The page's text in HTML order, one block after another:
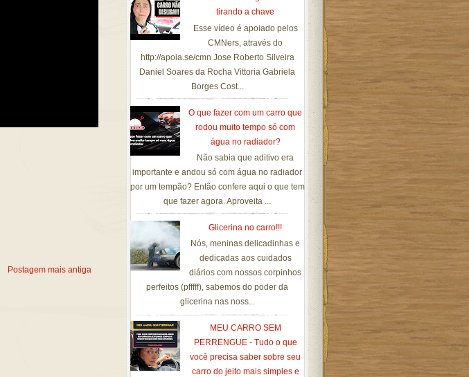
Postagem mais antiga
tirando a chave
Esse vídeo é apoiado pelos
CMNers, através do
http://apoia.se/cmn Jose Roberto Silveira
Daniel Soares da Rocha Vittoria Gabriela
Borges Cost...
O que fazer com um carro que
rodou muito tempo só com
água no radiador?
Não sabia que aditivo era
importante e andou só com água no radiador
por um tempão? Então confere aqui o que tem
que fazer agora. Aproveita ...
Glicerina no carro!!!
Nós, meninas delicadinhas e
dedicadas aos cuidados
diários com nossos corpinhos
perfeitos (pfffff), sabemos do poder da
glicerina nas noss...
MEU CARRO SEM
PERRENGUE - Tudo o que
você precisa saber sobre seu
carro do jeito mais simples e